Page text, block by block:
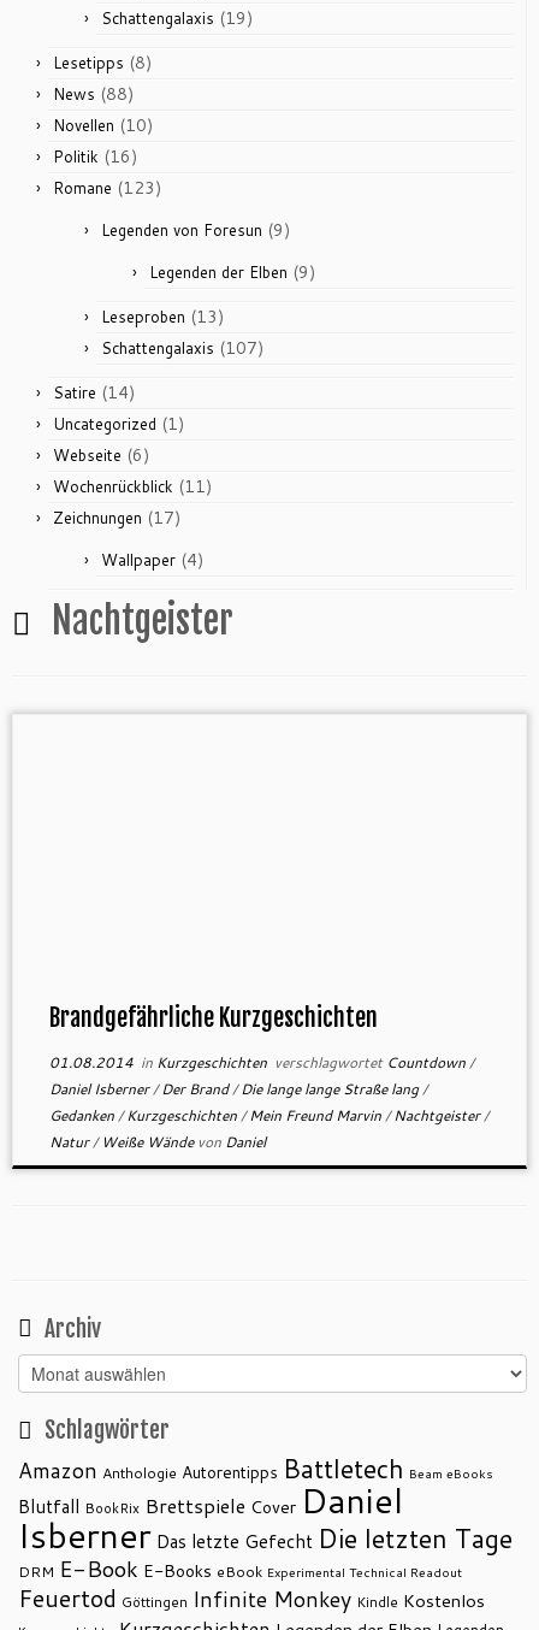
Schattengalaxis (19)
Lesetipps (8)
News (88)
Novellen (10)
Politik (16)
Romane (123)
Legenden von Foresun (9)
Legenden der Elben (9)
Leseproben (13)
Schattengalaxis (107)
Satire (14)
Uncategorized (1)
Webseite (6)
Wochenrückblick (11)
Zeichnungen (17)
Wallpaper (4)
Nachtgeister
Brandgefährliche Kurzgeschichten
01.08.2014in Kurzgeschichten verschlagwortet Countdown/
Daniel Isberner/Der Brand/Die lange lange Straße lang/
Gedanken/Kurzgeschichten/Mein Freund Marvin/Nachtgeister/
Natur/ Weiße Wände von Daniel
Archiv
Archiv
Schlagwörter
Amazon Anthologie Autorentipps Battletech Beam eBooks
Blutfall BookRix Brettspiele Cover Daniel
Isberner Das letzte Gefecht Die letzten Tage
DRM E-Book E-Books eBook Experimental Technical Readout
Feuertod Göttingen Infinite Monkey Kindle Kostenlos